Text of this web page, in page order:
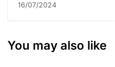
akan Membuat
16/07/2024
You may also like